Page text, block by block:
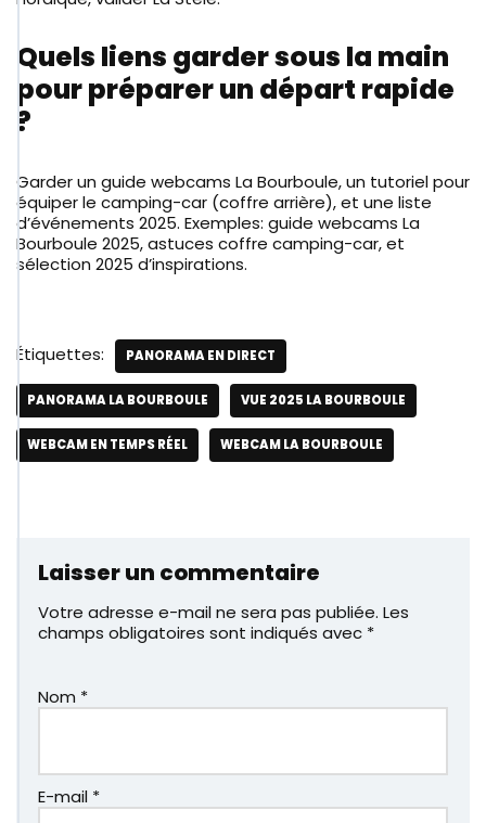
Quels liens garder sous la main
pour préparer un départ rapide
?
Garder un guide webcams La Bourboule, un tutoriel pour
équiper le camping-car (coffre arrière), et une liste
d’événements 2025. Exemples: guide webcams La
Bourboule 2025, astuces coffre camping-car, et
sélection 2025 d’inspirations.
Étiquettes: PANORAMA EN DIRECT
PANORAMA LA BOURBOULE VUE 2025 LA BOURBOULE
WEBCAM EN TEMPS RÉEL WEBCAM LA BOURBOULE
Laisser un commentaire
Votre adresse e-mail ne sera pas publiée. Les
champs obligatoires sont indiqués avec *
Nom *
E-mail *